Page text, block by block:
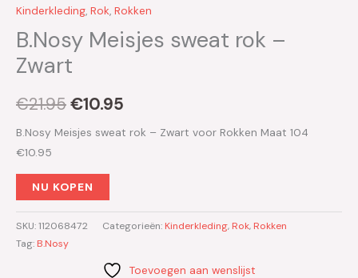
Kinderkleding, Rok, Rokken
B.Nosy Meisjes sweat rok –
Zwart
€21.95€10.95
B.Nosy Meisjes sweat rok – Zwart voor Rokken Maat 104
€10.95
NU KOPEN
SKU:112068472 Categorieën: Kinderkleding, Rok, Rokken
Tag: B.Nosy
Toevoegen aan wenslijst